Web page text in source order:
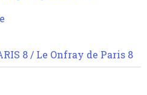
8 / Le Onfray de Paris 8